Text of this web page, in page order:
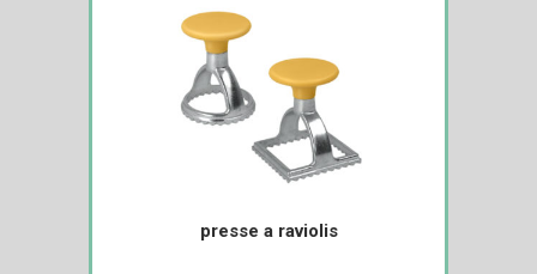
presse a raviolis